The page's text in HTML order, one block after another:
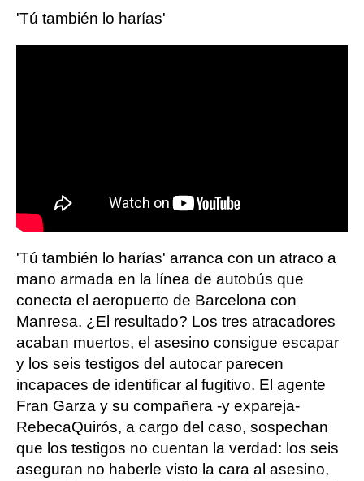
'Tú también lo harías'
'Tú también lo harías' arranca con un atraco a
mano armada en la línea de autobús que
conecta el aeropuerto de Barcelona con
Manresa. ¿El resultado? Los tres atracadores
acaban muertos, el asesino consigue escapar
y los seis testigos del autocar parecen
incapaces de identificar al fugitivo. El agente
Fran Garza y su compañera -y expareja-
RebecaQuirós, a cargo del caso, sospechan
que los testigos no cuentan la verdad: los seis
aseguran no haberle visto la cara al asesino,